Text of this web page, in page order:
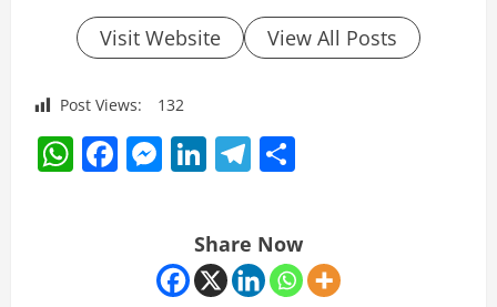
Visit Website View All Posts
Post Views: 132
WhatsApp
Facebook
Messenger
LinkedIn
Telegram
Share Now